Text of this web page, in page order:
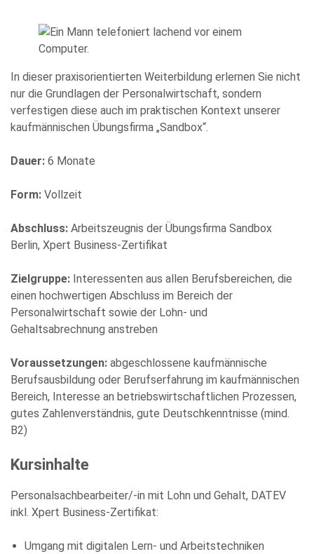
In dieser praxisorientierten Weiterbildung erlernen Sie nicht
nur die Grundlagen der Personalwirtschaft, sondern
verfestigen diese auch im praktischen Kontext unserer
kaufmännischen Übungsfirma „Sandbox“.
Dauer: 6 Monate
Form: Vollzeit
Abschluss: Arbeitszeugnis der Übungsfirma Sandbox
Berlin, Xpert Business-Zertifikat
Zielgruppe: Interessenten aus allen Berufsbereichen, die
einen hochwertigen Abschluss im Bereich der
Personalwirtschaft sowie der Lohn- und
Gehaltsabrechnung anstreben
Voraussetzungen: abgeschlossene kaufmännische
Berufsausbildung oder Berufserfahrung im kaufmännischen
Bereich, Interesse an betriebswirtschaftlichen Prozessen,
gutes Zahlenverständnis, gute Deutschkenntnisse (mind.
B2)
Kursinhalte
Personalsachbearbeiter/-in mit Lohn und Gehalt, DATEV
inkl. Xpert Business-Zertifikat:
Umgang mit digitalen Lern- und Arbeitstechniken
Bitte
füllen
Sie
Pflichtfelder
leave
field
empty.
und stimme der elektronischen Erhebung und Speicherung
meiner Angaben sowie Daten für den Zweck der Beantwortung
meiner Anfrage zu. Bitte beachten Sie: Diese Einwilligung
können Sie per E-Mail an info@comhard.de jederzeit für die
Zukunft widerrufen.